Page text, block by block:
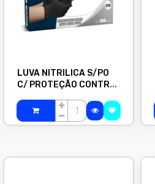
LUVA NITRILICA S/PO
C/ PROTEÇÃO CONTRA
PRETA G C/100 NOBRE